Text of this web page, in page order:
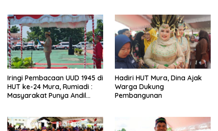
Iringi Pembacaan UUD 1945 di
HUT ke-24 Mura, Rumiadi :
Masyarakat Punya Andil
Hadiri HUT Mura, Dina Ajak
Warga Dukung
Pembangunan